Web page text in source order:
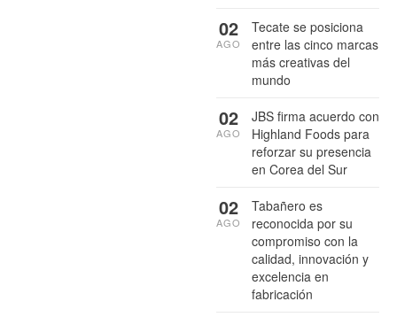
Tecate se posiciona
entre las cinco marcas
más creativas del
mundo
02
AGO
JBS firma acuerdo con
Highland Foods para
reforzar su presencia
en Corea del Sur
02
AGO
Tabañero es
reconocida por su
compromiso con la
calidad, innovación y
excelencia en
fabricación
02
AGO